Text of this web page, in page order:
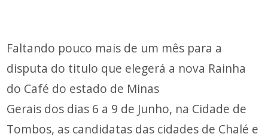
Faltando pouco mais de um mês para a
disputa do titulo que elegerá a nova Rainha
do Café do estado de Minas
Gerais dos dias 6 a 9 de Junho, na Cidade de
Tombos, as candidatas das cidades de Chalé e